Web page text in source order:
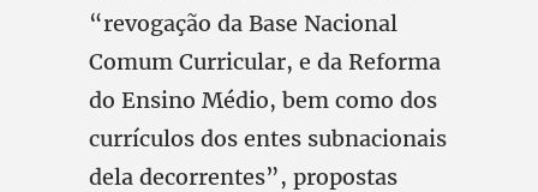
“revogação da Base Nacional
Comum Curricular, e da Reforma
do Ensino Médio, bem como dos
currículos dos entes subnacionais
dela decorrentes”, propostas